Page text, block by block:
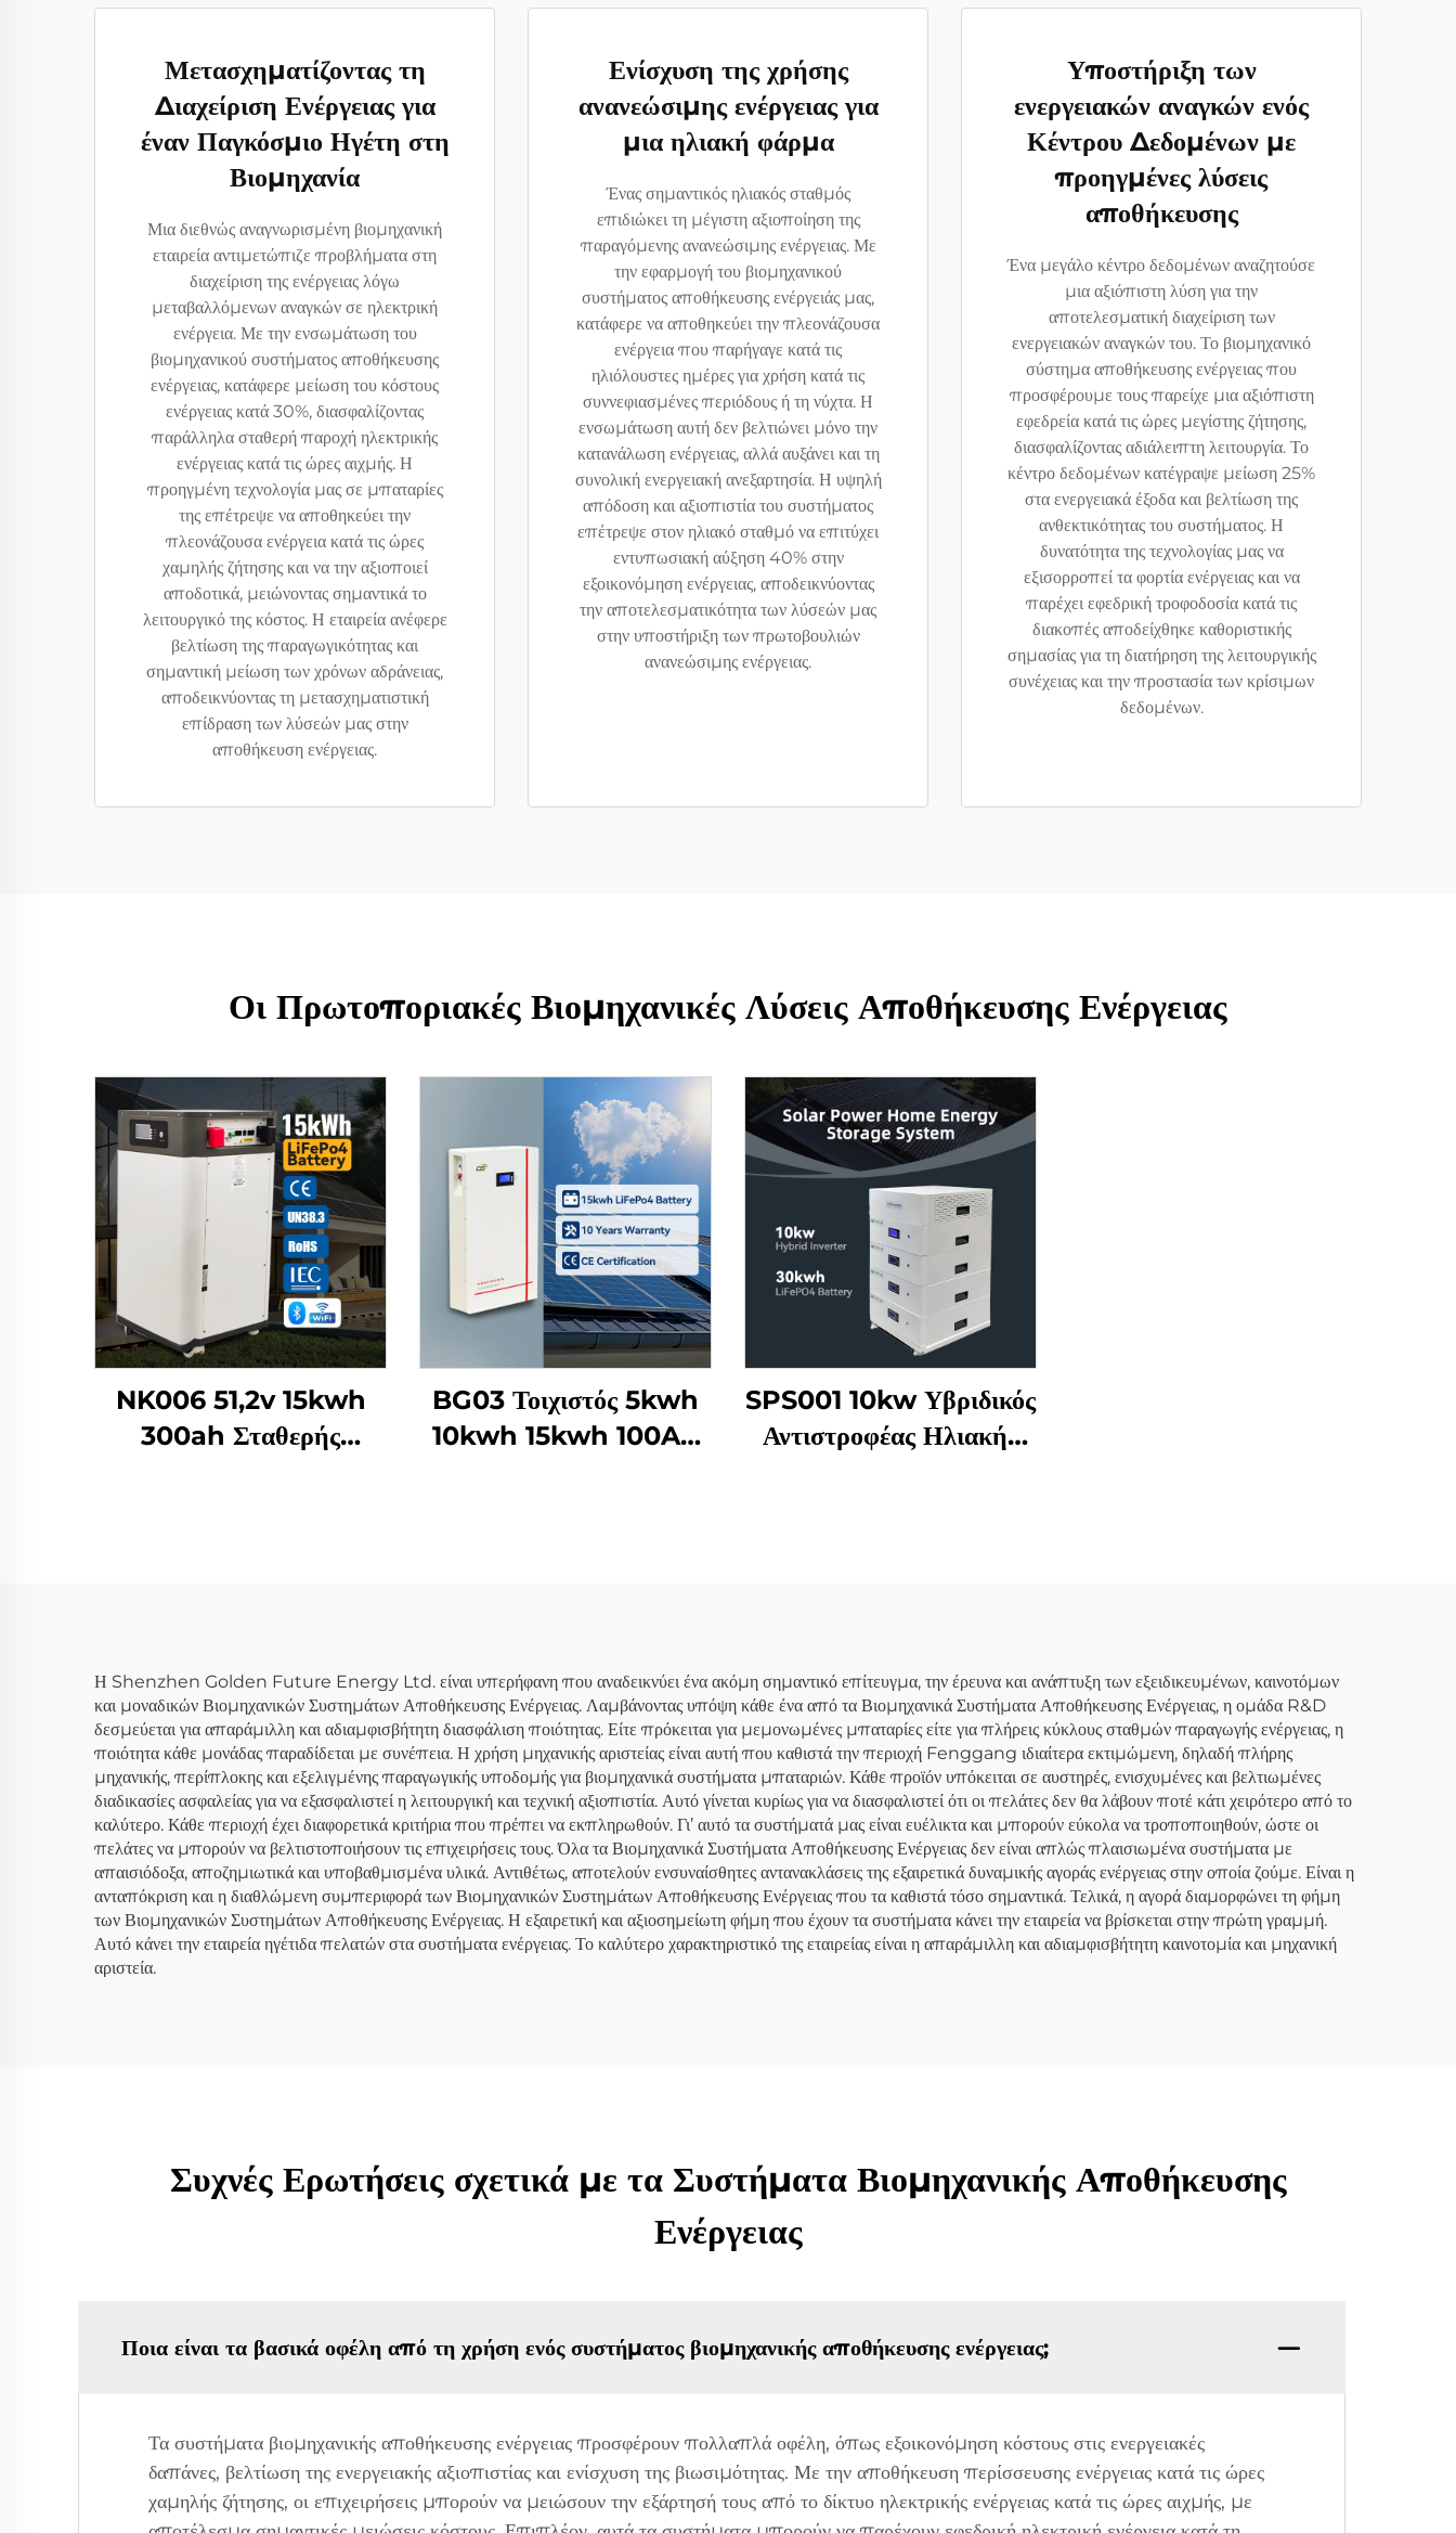
Μετασχηματίζοντας τη
Διαχείριση Ενέργειας για
έναν Παγκόσμιο Ηγέτη στη
Βιομηχανία
Μια διεθνώς αναγνωρισμένη βιομηχανική
εταιρεία αντιμετώπιζε προβλήματα στη
διαχείριση της ενέργειας λόγω
μεταβαλλόμενων αναγκών σε ηλεκτρική
ενέργεια. Με την ενσωμάτωση του
βιομηχανικού συστήματος αποθήκευσης
ενέργειας, κατάφερε μείωση του κόστους
ενέργειας κατά 30%, διασφαλίζοντας
παράλληλα σταθερή παροχή ηλεκτρικής
ενέργειας κατά τις ώρες αιχμής. Η
προηγμένη τεχνολογία μας σε μπαταρίες
της επέτρεψε να αποθηκεύει την
πλεονάζουσα ενέργεια κατά τις ώρες
χαμηλής ζήτησης και να την αξιοποιεί
αποδοτικά, μειώνοντας σημαντικά το
λειτουργικό της κόστος. Η εταιρεία ανέφερε
βελτίωση της παραγωγικότητας και
σημαντική μείωση των χρόνων αδράνειας,
αποδεικνύοντας τη μετασχηματιστική
επίδραση των λύσεών μας στην
αποθήκευση ενέργειας.
Ενίσχυση της χρήσης
ανανεώσιμης ενέργειας για
μια ηλιακή φάρμα
Ένας σημαντικός ηλιακός σταθμός
επιδιώκει τη μέγιστη αξιοποίηση της
παραγόμενης ανανεώσιμης ενέργειας. Με
την εφαρμογή του βιομηχανικού
συστήματος αποθήκευσης ενέργειάς μας,
κατάφερε να αποθηκεύει την πλεονάζουσα
ενέργεια που παρήγαγε κατά τις
ηλιόλουστες ημέρες για χρήση κατά τις
συννεφιασμένες περιόδους ή τη νύχτα. Η
ενσωμάτωση αυτή δεν βελτιώνει μόνο την
κατανάλωση ενέργειας, αλλά αυξάνει και τη
συνολική ενεργειακή ανεξαρτησία. Η υψηλή
απόδοση και αξιοπιστία του συστήματος
επέτρεψε στον ηλιακό σταθμό να επιτύχει
εντυπωσιακή αύξηση 40% στην
εξοικονόμηση ενέργειας, αποδεικνύοντας
την αποτελεσματικότητα των λύσεών μας
στην υποστήριξη των πρωτοβουλιών
ανανεώσιμης ενέργειας.
Υποστήριξη των
ενεργειακών αναγκών ενός
Κέντρου Δεδομένων με
προηγμένες λύσεις
αποθήκευσης
Ένα μεγάλο κέντρο δεδομένων αναζητούσε
μια αξιόπιστη λύση για την
αποτελεσματική διαχείριση των
ενεργειακών αναγκών του. Το βιομηχανικό
σύστημα αποθήκευσης ενέργειας που
προσφέρουμε τους παρείχε μια αξιόπιστη
εφεδρεία κατά τις ώρες μεγίστης ζήτησης,
διασφαλίζοντας αδιάλειπτη λειτουργία. Το
κέντρο δεδομένων κατέγραψε μείωση 25%
στα ενεργειακά έξοδα και βελτίωση της
ανθεκτικότητας του συστήματος. Η
δυνατότητα της τεχνολογίας μας να
εξισορροπεί τα φορτία ενέργειας και να
παρέχει εφεδρική τροφοδοσία κατά τις
διακοπές αποδείχθηκε καθοριστικής
σημασίας για τη διατήρηση της λειτουργικής
συνέχειας και την προστασία των κρίσιμων
δεδομένων.
Οι Πρωτοποριακές Βιομηχανικές Λύσεις Αποθήκευσης Ενέργειας
NK006 51,2v 15kwh
300ah Σταθερής
BG03 Τοιχιστός 5kwh
10kwh 15kwh 100Ah
SPS001 10kw Υβριδικός
Αντιστροφέας Ηλιακής
Η Shenzhen Golden Future Energy Ltd. είναι υπερήφανη που αναδεικνύει ένα ακόμη σημαντικό επίτευγμα, την έρευνα και ανάπτυξη των εξειδικευμένων, καινοτόμων
και μοναδικών Βιομηχανικών Συστημάτων Αποθήκευσης Ενέργειας. Λαμβάνοντας υπόψη κάθε ένα από τα Βιομηχανικά Συστήματα Αποθήκευσης Ενέργειας, η ομάδα R&D
δεσμεύεται για απαράμιλλη και αδιαμφισβήτητη διασφάλιση ποιότητας. Είτε πρόκειται για μεμονωμένες μπαταρίες είτε για πλήρεις κύκλους σταθμών παραγωγής ενέργειας, η
ποιότητα κάθε μονάδας παραδίδεται με συνέπεια. Η χρήση μηχανικής αριστείας είναι αυτή που καθιστά την περιοχή Fenggang ιδιαίτερα εκτιμώμενη, δηλαδή πλήρης
μηχανικής, περίπλοκης και εξελιγμένης παραγωγικής υποδομής για βιομηχανικά συστήματα μπαταριών. Κάθε προϊόν υπόκειται σε αυστηρές, ενισχυμένες και βελτιωμένες
διαδικασίες ασφαλείας για να εξασφαλιστεί η λειτουργική και τεχνική αξιοπιστία. Αυτό γίνεται κυρίως για να διασφαλιστεί ότι οι πελάτες δεν θα λάβουν ποτέ κάτι χειρότερο από το
καλύτερο. Κάθε περιοχή έχει διαφορετικά κριτήρια που πρέπει να εκπληρωθούν. Γι’ αυτό τα συστήματά μας είναι ευέλικτα και μπορούν εύκολα να τροποποιηθούν, ώστε οι
πελάτες να μπορούν να βελτιστοποιήσουν τις επιχειρήσεις τους. Όλα τα Βιομηχανικά Συστήματα Αποθήκευσης Ενέργειας δεν είναι απλώς πλαισιωμένα συστήματα με
απαισιόδοξα, αποζημιωτικά και υποβαθμισμένα υλικά. Αντιθέτως, αποτελούν ενσυναίσθητες αντανακλάσεις της εξαιρετικά δυναμικής αγοράς ενέργειας στην οποία ζούμε. Είναι η
ανταπόκριση και η διαθλώμενη συμπεριφορά των Βιομηχανικών Συστημάτων Αποθήκευσης Ενέργειας που τα καθιστά τόσο σημαντικά. Τελικά, η αγορά διαμορφώνει τη φήμη
των Βιομηχανικών Συστημάτων Αποθήκευσης Ενέργειας. Η εξαιρετική και αξιοσημείωτη φήμη που έχουν τα συστήματα κάνει την εταιρεία να βρίσκεται στην πρώτη γραμμή.
Αυτό κάνει την εταιρεία ηγέτιδα πελατών στα συστήματα ενέργειας. Το καλύτερο χαρακτηριστικό της εταιρείας είναι η απαράμιλλη και αδιαμφισβήτητη καινοτομία και μηχανική
αριστεία.
Συχνές Ερωτήσεις σχετικά με τα Συστήματα Βιομηχανικής Αποθήκευσης
Ενέργειας
Ποια είναι τα βασικά οφέλη από τη χρήση ενός συστήματος βιομηχανικής αποθήκευσης ενέργειας;
Τα συστήματα βιομηχανικής αποθήκευσης ενέργειας προσφέρουν πολλαπλά οφέλη, όπως εξοικονόμηση κόστους στις ενεργειακές
δαπάνες, βελτίωση της ενεργειακής αξιοπιστίας και ενίσχυση της βιωσιμότητας. Με την αποθήκευση περίσσευσης ενέργειας κατά τις ώρες
χαμηλής ζήτησης, οι επιχειρήσεις μπορούν να μειώσουν την εξάρτησή τους από το δίκτυο ηλεκτρικής ενέργειας κατά τις ώρες αιχμής, με